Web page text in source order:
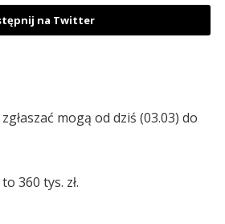
na Twitter
mogą od dziś (03.03) do
360 tys. zł.